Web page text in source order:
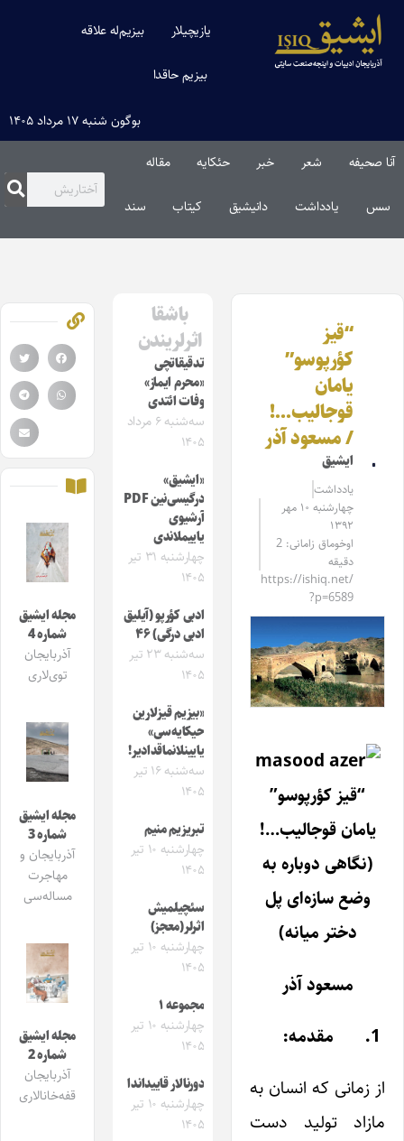
یازیچیلار بیزیم‌له علاقه
بیزیم حاقدا
بوگون شنبه ۱۷ مرداد ۱۴۰۵
آنا صحیفه شعر خبر حئکایه مقاله‌
سس یادداشت دانیشیق کیتاب سند
“قیز
کؤرپوسو”
یامان
قوجالیب…!
/ مسعود آذر
ایشیق
یادداشت
چهارشنبه ۱۰ مهر
۱۳۹۲
اوخوماق زامانی: 2
دقیقه
https://ishiq.net/
?p=6589
“قیز کؤرپوسو”
یامان قوجالیب…!
(نگاهی دوباره به
وضعسازه‌ای پل
دختر میانه)
مسعود آذر
1.
مقدمه:
از زمانی که انسان به
مازاد تولید دست
باشقا
اثرلریندن
تدقیقاتچی
«محرم ایماز»
وفات ائتدی
سه‌شنبه ۶ مرداد
۱۴۰۵
«ایشیق»
درگیسی‌نین PDF
آرشیوی
یاییملاندی
چهارشنبه ۳۱ تیر
۱۴۰۵
ادبی کؤرپو (آیلیق
ادبی درگی) ۴۶
سه‌شنبه ۲۳ تیر
۱۴۰۵
«بیزیم قیزلارین
حیکایه‌سی»
یایینلانماقدادیر!
سه‌شنبه ۱۶ تیر
۱۴۰۵
تبریزیم منیم
چهارشنبه ۱۰ تیر
۱۴۰۵
سئچیلمیش
اثرلر(معجز)
چهارشنبه ۱۰ تیر
۱۴۰۵
مجموعه ۱
چهارشنبه ۱۰ تیر
۱۴۰۵
دورنالار قاییداندا
چهارشنبه ۱۰ تیر
۱۴۰۵
مجله ایشیق
شماره 4
آذربایجان
توی‌لاری
مجله ایشیق
شماره 3
آذربایجان و
مهاجرت
مساله‌سی
مجله ایشیق
شماره 2
آذربایجان
قفه‌خانالاری